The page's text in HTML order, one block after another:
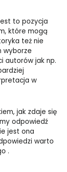
to pozycja
które mogą
też nie
wyborze
autorów jak np.
w
jak zdaje się
odpowiedź
jest ona
warto
.